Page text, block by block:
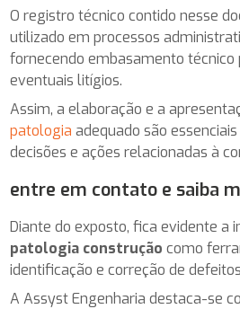
O registro técnico contido nesse
utilizado em processos
fornecendo embasamento técnico
eventuais litígios.
Assim, a elaboração e a
patologia adequado são
decisões e ações relacionadas à
entre em contato e saiba
Diante do exposto, fica evidente a
patologia construção como
identificação e correção de
A Assyst Engenharia destaca-se